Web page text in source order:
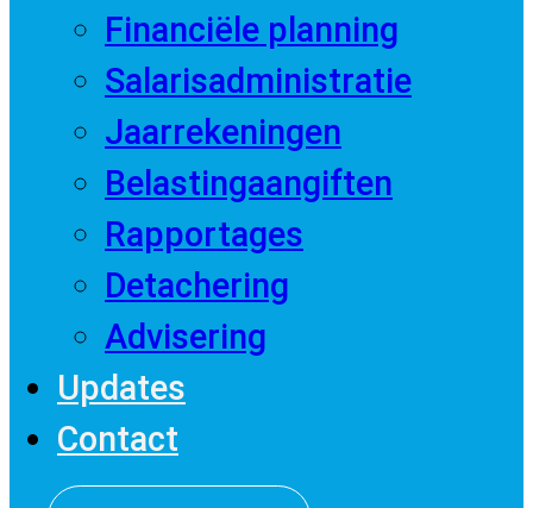
Financiële planning
Salarisadministratie
Jaarrekeningen
Belastingaangiften
Rapportages
Detachering
Advisering
Updates
Contact